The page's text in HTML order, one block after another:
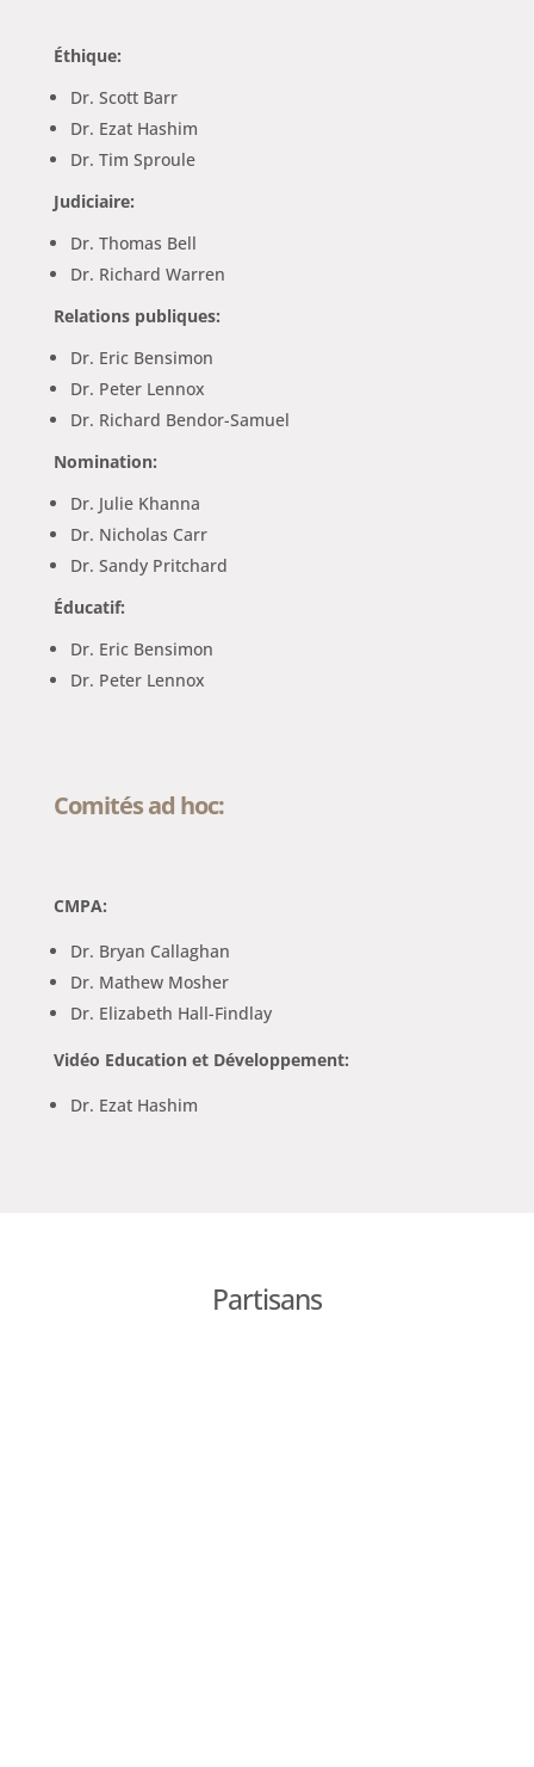
Éthique:
Dr. Scott Barr
Dr. Ezat Hashim
Dr. Tim Sproule
Judiciaire:
Dr. Thomas Bell
Dr. Richard Warren
Relations publiques:
Dr. Eric Bensimon
Dr. Peter Lennox
Dr. Richard Bendor-Samuel
Nomination:
Dr. Julie Khanna
Dr. Nicholas Carr
Dr. Sandy Pritchard
Éducatif:
Dr. Eric Bensimon
Dr. Peter Lennox
Comités ad hoc:
CMPA:
Dr. Bryan Callaghan
Dr. Mathew Mosher
Dr. Elizabeth Hall-Findlay
Vidéo Education et Développement:
Dr. Ezat Hashim
Partisans